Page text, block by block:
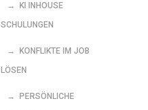
→ KI INHOUSE
SCHULUNGEN
→ KONFLIKTE IM JOB
LÖSEN
→ PERSÖNLICHE